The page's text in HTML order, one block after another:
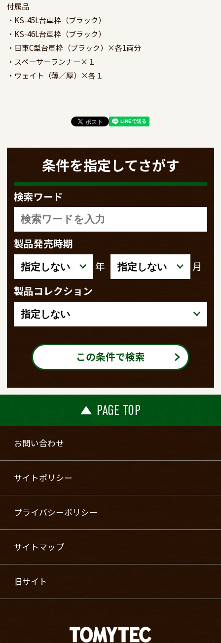
付属品
・KS-45L台車枠（ブラック）
・KS-46L台車枠（ブラック）
・日車C型台車枠（ブラック）×各1両分
・スペーサーランナー×１
・ウェイト（薄／厚）×各１
条件を指定してさがす
検索ワード
製品発売時期
年
月
製品コレクション
この条件で検索
PAGE TOP
お問い合わせ
サイトポリシー
プライバシーポリシー
サイトマップ
旧サイト